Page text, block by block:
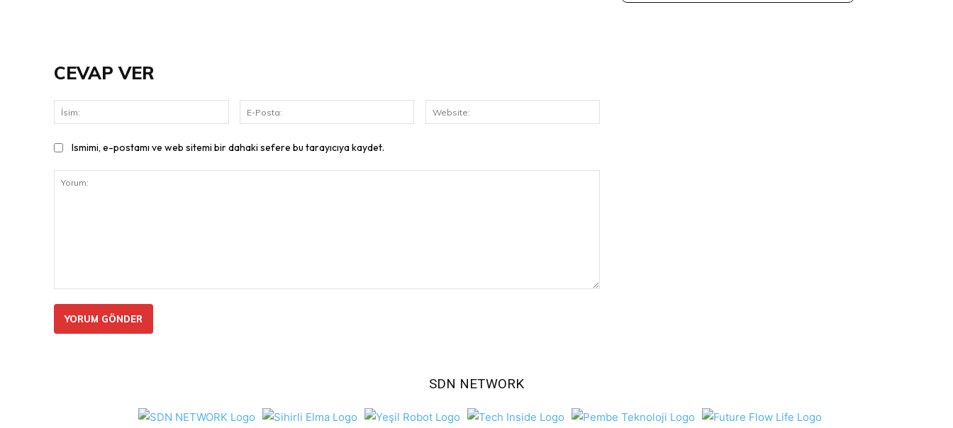
CEVAP VER
Posta:
Ismimi, e-postamı ve web sitemi bir dahaki sefere bu tarayıcıya kaydet.
SDN NETWORK